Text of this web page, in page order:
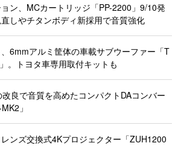
ン、MCカートリッジ「PP-2200」9/10発
しやチタンボディ新採用で音質強化
6mmアルミ筐体の車載サブウーファー「T
。トヨタ車専用取付キットも
良で音質を高めたコンパクトDAコンバー
」
ンズ交換式4Kプロジェクター「ZUH1200